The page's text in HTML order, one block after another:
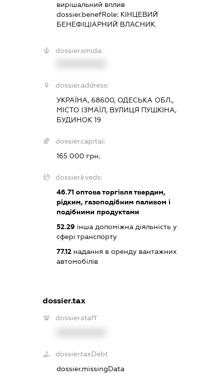
вирішальний вплив
dossier.benefRole: КІНЦЕВИЙ
БЕНЕФІЦІАРНИЙ ВЛАСНИК
dossier.smida:
dossier.address:
УКРАЇНА, 68600, ОДЕСЬКА ОБЛ.,
МІСТО ІЗМАЇЛ, ВУЛИЦЯ ПУШКІНА,
БУДИНОК 19
dossier.capital:
165 000 грн.
dossier.kveds:
46.71оптова торгівля твердим,
рідким, газоподібним паливом і
подібними продуктами
52.29інша допоміжна діяльність у
сфері транспорту
77.12надання в оренду вантажних
автомобілів
dossier.tax
dossier.staff
dossier.taxDebt
dossier.missingData